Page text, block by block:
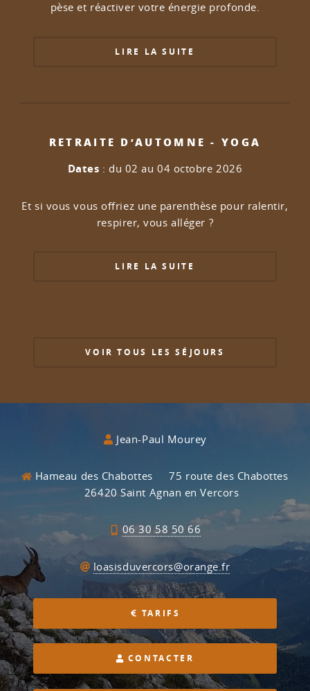
pèse et réactiver votre énergie profonde.
LIRE LA SUITE
RETRAITE D’AUTOMNE - YOGA
Dates : du 02 au 04 octobre 2026
Et si vous vous offriez une parenthèse pour ralentir,
respirer, vous alléger ?
LIRE LA SUITE
VOIR TOUS LES SÉJOURS
Jean-Paul Mourey
Hameau des Chabottes
75 route des Chabottes
26420 Saint Agnan en Vercors
06 30 58 50 66
loasisduvercors@orange.fr
TARIFS
CONTACTER